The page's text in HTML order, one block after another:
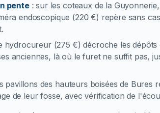
pente:sur les coteaux de la
endoscopique (220 €) repère sans
hydrocureur (275 €) décroche les dépôts
anciennes, là où le furet ne suffit pas,
pavillons des hauteurs boisées de Bures
de leur fosse, avec vérification de